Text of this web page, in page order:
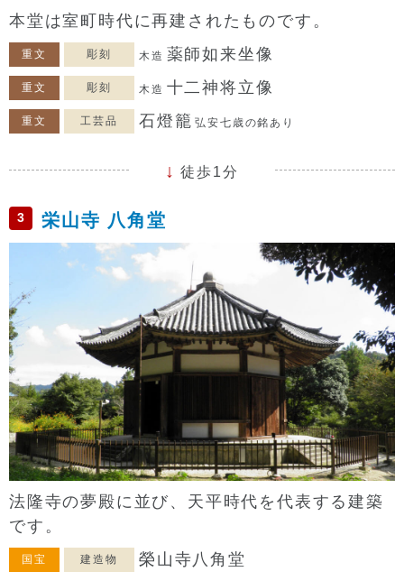
本堂は室町時代に再建されたものです。
重文 彫刻 木造 薬師如来坐像
重文 彫刻 木造 十二神将立像
重文 工芸品 石燈籠 弘安七歳の銘あり
徒歩1分
3 栄山寺 八角堂
法隆寺の夢殿に並び、天平時代を代表する建築
です。
国宝 建造物 榮山寺八角堂